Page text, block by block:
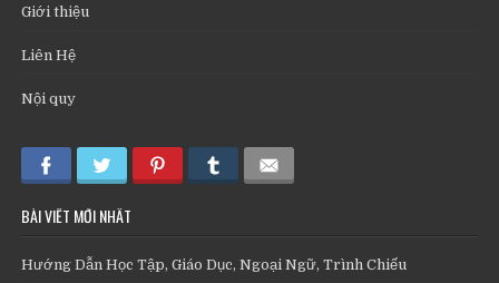
Giới thiệu
Liên Hệ
Nội quy
BÀI VIẾT MỚI NHẤT
Hướng Dẫn Học Tập, Giáo Dục, Ngoại Ngữ, Trình Chiếu